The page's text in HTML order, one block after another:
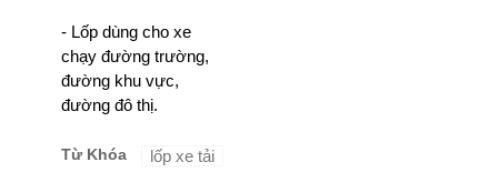
- Lốp dùng cho xe
chạy đường trường,
đường khu vực,
đường đô thị.
Từ Khóa
lốp xe tải